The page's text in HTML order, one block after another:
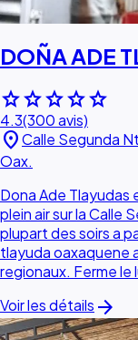
DOÑA ADE
starstarstarstarstar
4.3(300 avis)
location_onCalle Segunda
Oax.
Dona Ade Tlayudas
plein air sur la Calle
plupart des soirs a
tlayuda oaxaquene
regionaux. Ferme le
Voir les détails arrow_forward